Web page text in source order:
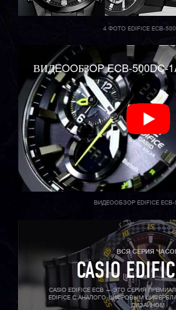
4 ФОТО EDIFICE ECB-
ВИДEOOБЗOP ECB-500DC-
ВИДЕООБЗОР EDIFICE ECB-
ВСЯ СЕРИЯ
CASIO
CASIO EDIFICE ECB — ЭТО СЕРИЯ
EDIFICE С АНАЛОГО-ЦИФРОВЫМ
ДИЗАЙНОМ